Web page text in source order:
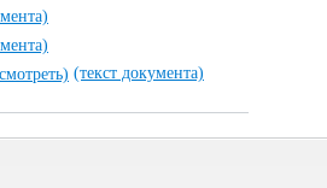
(текст документа)